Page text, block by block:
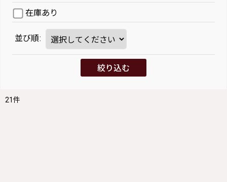
在庫あり
並び順:
絞り込む
21件